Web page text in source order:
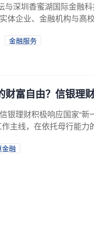
与深圳香蜜湖国际金融
体企业、金融机构与高
金融服务
财富自由？信银理
银理财积极响应国家“新
主线，在依托母行能
融